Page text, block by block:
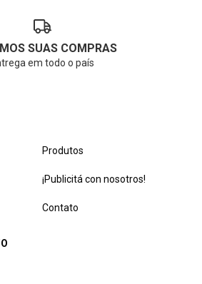
SUAS COMPRAS
em todo o país
Produtos
¡Publicitá con nosotros!
Contato